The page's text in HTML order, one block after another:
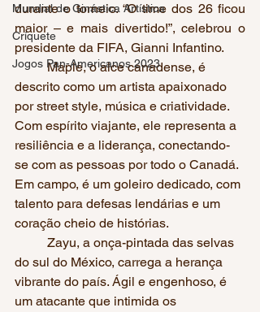
Mundial de Ginástica Artística
Críquete
Jogos Pan-Americanos 2023
durante o torneio. “O time dos 26 ficou
maior – e mais divertido!”, celebrou o
presidente da FIFA, Gianni Infantino.
	Maple, o alce canadense, é
descrito como um artista apaixonado
por street style, música e criatividade.
Com espírito viajante, ele representa a
resiliência e a liderança, conectando-
se com as pessoas por todo o Canadá.
Em campo, é um goleiro dedicado, com
talento para defesas lendárias e um
coração cheio de histórias.
do sul do México, carrega a herança
vibrante do país. Ágil e engenhoso, é
um atacante que intimida os